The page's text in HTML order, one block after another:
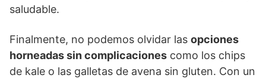
saludable.
Finalmente, no podemos olvidar las opciones
horneadas sin complicaciones como los chips
de kale o las galletas de avena sin gluten. Con un